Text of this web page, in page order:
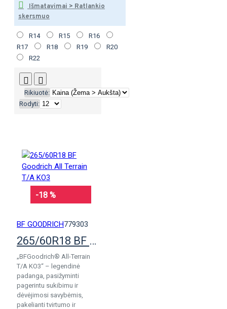
Išmatavimai > Ratlankio
skersmuo
R14 R15
R16
R17
R18 R19
R20
R22
Rikiuotė:
Rodyti:
-18 %
BF GOODRICH779303
265/60R18 BF Goodrich All Terrain T/A KO3
„BFGoodrich® All-Terrain
T/A KO3“ – legendinė
padanga, pasižyminti
pagerintu sukibimu ir
dėvėjimosi savybėmis,
pakelianti tvirtumo ir